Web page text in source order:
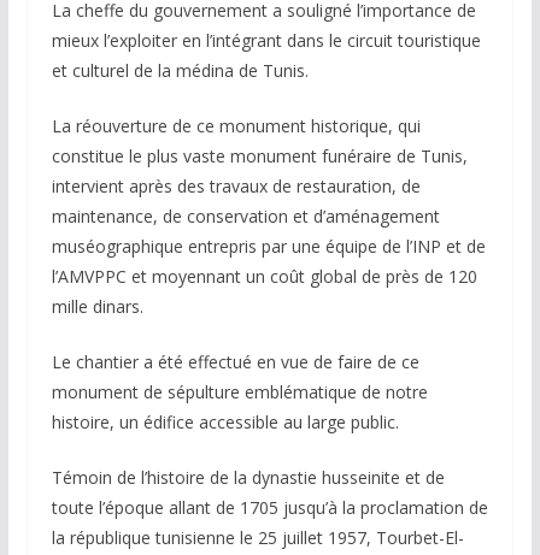
La cheffe du gouvernement a souligné l’importance de
mieux l’exploiter en l’intégrant dans le circuit touristique
et culturel de la médina de Tunis.
La réouverture de ce monument historique, qui
constitue le plus vaste monument funéraire de Tunis,
intervient après des travaux de restauration, de
maintenance, de conservation et d’aménagement
muséographique entrepris par une équipe de l’INP et de
l’AMVPPC et moyennant un coût global de près de 120
mille dinars.
Le chantier a été effectué en vue de faire de ce
monument de sépulture emblématique de notre
histoire, un édifice accessible au large public.
Témoin de l’histoire de la dynastie husseinite et de
toute l’époque allant de 1705 jusqu’à la proclamation de
la république tunisienne le 25 juillet 1957, Tourbet-El-